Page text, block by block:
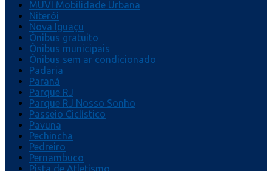
MUVI Mobilidade Urbana
Niterói
Nova Iguaçu
Ônibus gratuito
Ônibus municipais
Ônibus sem ar condicionado
Padaria
Paraná
Parque RJ
Parque RJ Nosso Sonho
Passeio Ciclístico
Pavuna
Pechincha
Pedreiro
Pernambuco
Pista de Atletismo